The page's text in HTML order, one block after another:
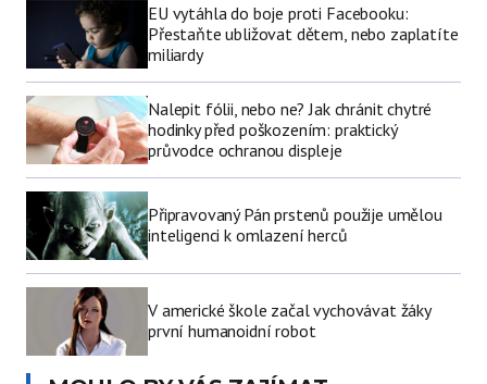
EU vytáhla do boje proti Facebooku:
Přestaňte ubližovat dětem, nebo zaplatíte
miliardy
Nalepit fólii, nebo ne? Jak chránit chytré
hodinky před poškozením: praktický
průvodce ochranou displeje
Připravovaný Pán prstenů použije umělou
inteligenci k omlazení herců
V americké škole začal vychovávat žáky
první humanoidní robot